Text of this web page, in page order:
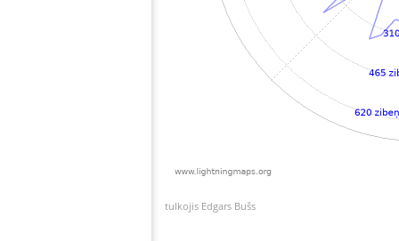
tulkojis Edgars Bušs